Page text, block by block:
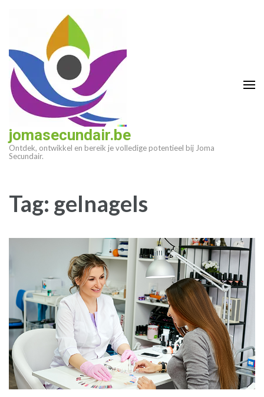
(druk
enter)
jomasecundair.be
Ontdek, ontwikkel en bereik je volledige potentieel bij Joma
Secundair.
Tag: gelnagels